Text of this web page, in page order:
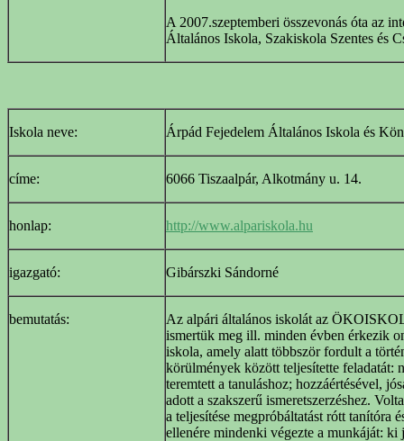
A 2007.szeptemberi összevonás óta az
Általános Iskola, Szakiskola Szentes és
Iskola neve: Árpád Fejedelem Általános Iskola és
címe: 6066 Tiszaalpár, Alkotmány u. 14.
honlap: http://www.alpariskola.hu
igazgató: Gibárszki Sándorné
bemutatás:
Az alpári általános iskolát az
ismertük meg ill. minden évben érkezik
iskola, amely alatt többször fordult a
körülmények között teljesítette feladatát:
teremtett a tanuláshoz; hozzáértésével,
adott a szakszerű ismeretszerzéshez.
a teljesítése megpróbáltatást rótt tanítóra
ellenére mindenki végezte a munkáját: